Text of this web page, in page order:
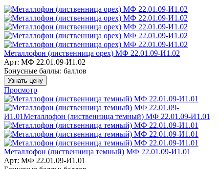
Металлофон (лиственница орех) МФ 22.01.09-И1.02
Арт: МФ 22.01.09-И1.02
Бонусные баллы: баллов
Узнать цену
Просмотр
Металлофон (лиственница темный) МФ 22.01.09-И1.01
Арт: МФ 22.01.09-И1.01